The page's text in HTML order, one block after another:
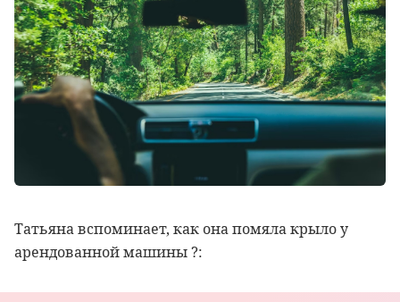
Татьяна вспоминает, как она помяла крыло у
арендованной машины?: